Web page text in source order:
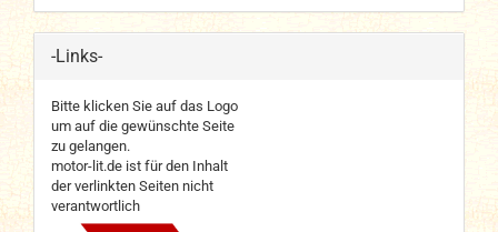
-Links-
Bitte klicken Sie auf das Logo
um auf die gewünschte Seite
zu gelangen.
motor-lit.de ist für den Inhalt
der verlinkten Seiten nicht
verantwortlich